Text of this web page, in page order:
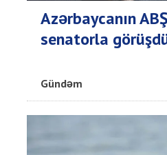
Azərbaycanın
senatorla
Gündəm